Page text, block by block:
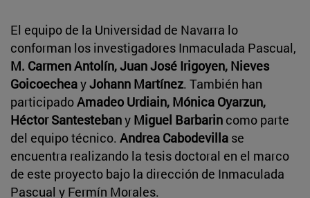
El equipo de la Universidad de Navarra lo
conforman los investigadores Inmaculada Pascual,
M. Carmen Antolín, Juan José Irigoyen, Nieves
GoicoecheayJohann Martínez. También han
participadoAmadeo Urdiain, Mónica Oyarzun,
Héctor Santestebany Miguel Barbarin como parte
del equipo técnico. Andrea Cabodevilla se
encuentra realizando la tesis doctoral en el marco
de este proyecto bajo la dirección de Inmaculada
Pascual y Fermín Morales.